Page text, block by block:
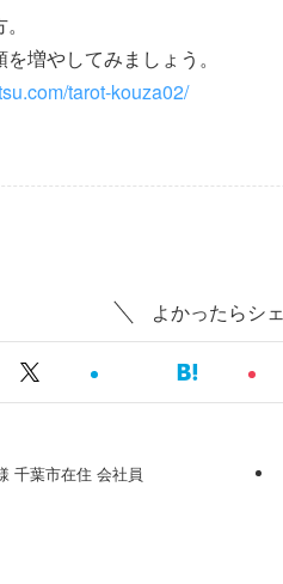
増やしてみましょう。
tarot-kouza02/
よかったらシ
千葉市在住 会社員